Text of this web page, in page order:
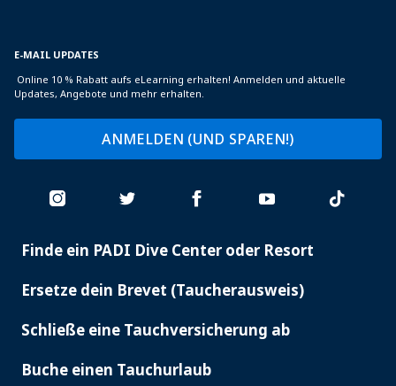
E-MAIL UPDATES
Online 10 % Rabatt aufs eLearning erhalten! Anmelden und aktuelle
Updates, Angebote und mehr erhalten.
ANMELDEN (UND SPAREN!)
PADI
Finde ein PADI Dive Center oder Resort
Ersetze dein Brevet (Taucherausweis)
Schließe eine Tauchversicherung ab
Buche einen Tauchurlaub